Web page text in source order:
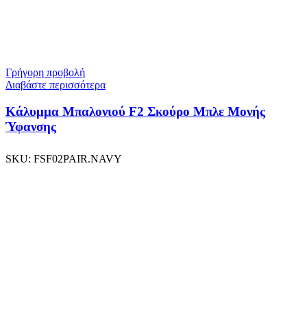
Γρήγορη προβολή
Διαβάστε περισσότερα
Κάλυμμα Μπαλονιού F2 Σκούρο Μπλε Μονής
Ύφανσης
SKU: FSF02PAIR.NAVY